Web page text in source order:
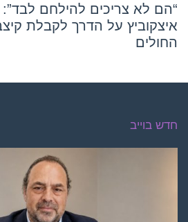
“הם לא צריכים להילחם
איצקוביץ על הדרך לקבלת
החולים
חדש בוייב